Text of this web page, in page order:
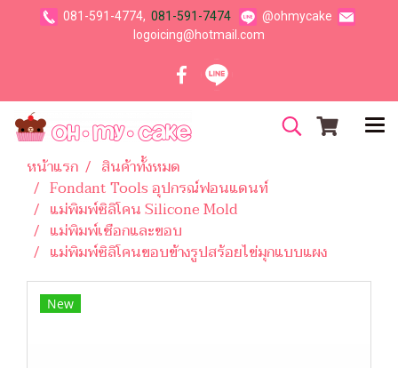
081-591-4774, 081-591-7474
@ohmycake
logoicing@hotmail.com
หน้าแรก
สินค้าทั้งหมด
Fondant Tools อุปกรณ์ฟอนแดนท์
แม่พิมพ์ซิลิโคน Silicone Mold
แม่พิมพ์เชือกและขอบ
แม่พิมพ์ซิลิโคนขอบข้างรูปสร้อยไข่มุกแบบแผง
New